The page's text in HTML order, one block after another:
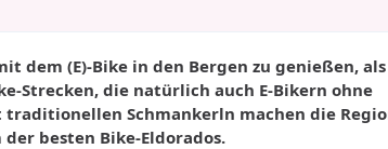
dem (E)-Bike in den Bergen zu genießen,
Strecken, die natürlich auch E-Bikern ohne
Schmankerln machen die
besten Bike-Eldorados.